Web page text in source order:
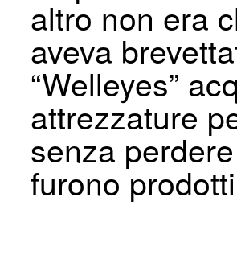
altro non era
aveva
“Welleyes”
attrezzature
senza
furono